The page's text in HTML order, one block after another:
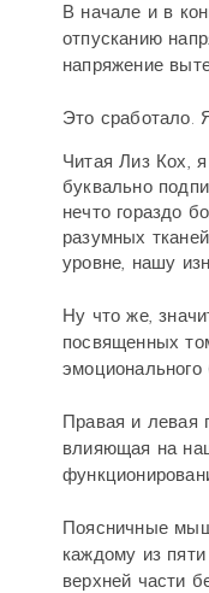
В начале и в
отпусканию
напряжение
Это сработало.
Читая Лиз Кох,
буквально
нечто гораздо
разумных
уровне, нашу
Ну что же,
посвященных
эмоционального
Правая и левая
влияющая на
Поясничные
каждому из
верхней части